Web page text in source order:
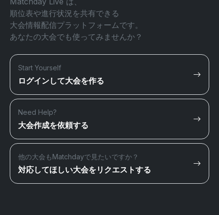
順位表や進行状況を共有できる
大会情報配信プラットフォームです。
あなたの大会でも使ってみませんか？
Start Yourself
ログインして大会を作る
Need Help?
大会作成を依頼する
他の大会もMatchdayで見たいですか？
対応してほしい大会をリクエストする